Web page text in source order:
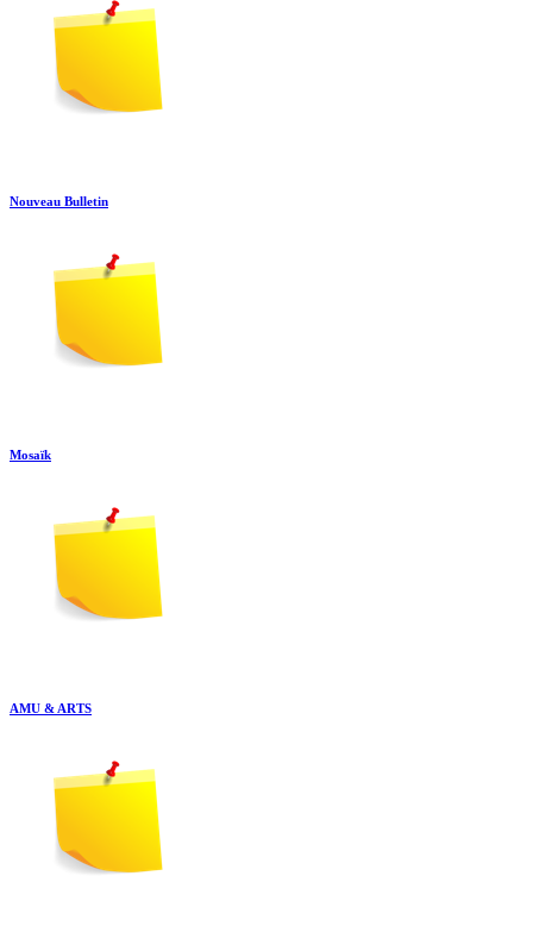
Nouveau Bulletin
Mosaïk
AMU & ARTS